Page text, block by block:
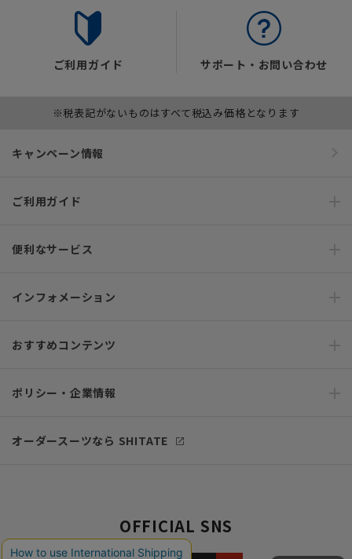
ご利用ガイド サポート・お問い合わせ
※税表記がないものはすべて税込み価格となります
キャンペーン情報
ご利用ガイド
便利なサービス
インフォメーション
おすすめコンテンツ
ポリシー・企業情報
オーダースーツなら SHITATE
OFFICIAL SNS